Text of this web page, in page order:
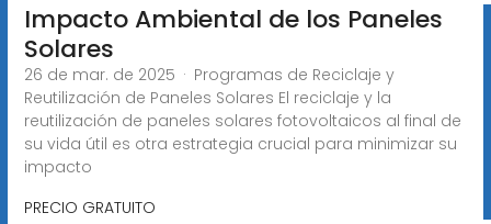
Impacto Ambiental de los Paneles
Solares
26 de mar. de 2025 · Programas de Reciclaje y
Reutilización de Paneles Solares El reciclaje y la
reutilización de paneles solares fotovoltaicos al final de
su vida útil es otra estrategia crucial para minimizar su
impacto
PRECIO GRATUITO